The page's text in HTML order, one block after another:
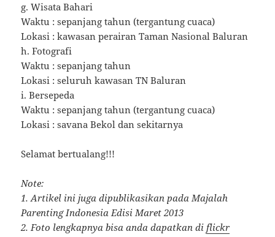
g. Wisata Bahari
Waktu : sepanjang tahun (tergantung cuaca)
Lokasi : kawasan perairan Taman Nasional Baluran
h. Fotografi
Waktu : sepanjang tahun
Lokasi : seluruh kawasan TN Baluran
i. Bersepeda
Waktu : sepanjang tahun (tergantung cuaca)
Lokasi : savana Bekol dan sekitarnya
Selamat bertualang!!!
Note:
1. Artikel ini juga dipublikasikan pada Majalah
Parenting Indonesia Edisi Maret 2013
2. Foto lengkapnya bisa anda dapatkan diflickr